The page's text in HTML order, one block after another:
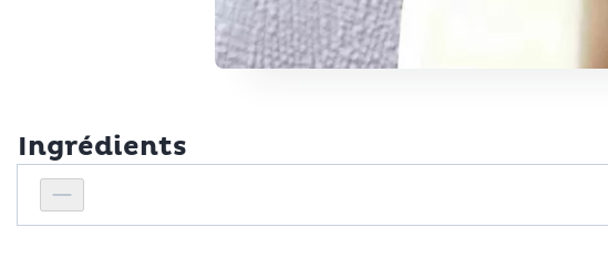
Ingrédients
Réduire le nombre de personnes
Personnes